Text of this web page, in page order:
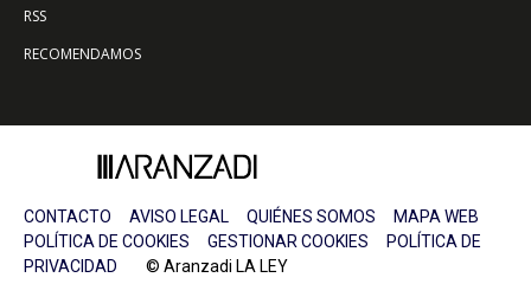
RSS
RECOMENDAMOS
CONTACTO AVISO LEGAL QUIÉNES SOMOS
MAPA WEB
POLÍTICA DE COOKIES
GESTIONAR COOKIES
POLÍTICA DE
PRIVACIDAD © Aranzadi LA LEY